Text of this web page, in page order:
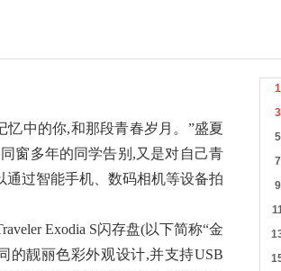
中的你,和那段青春岁月。”盛夏
窗多年的同学告别,又是对自己青
过智能手机、数码相机等设备拍
Exodia S闪存盘(以下简称“金
的靓丽色彩外观设计,并支持USB